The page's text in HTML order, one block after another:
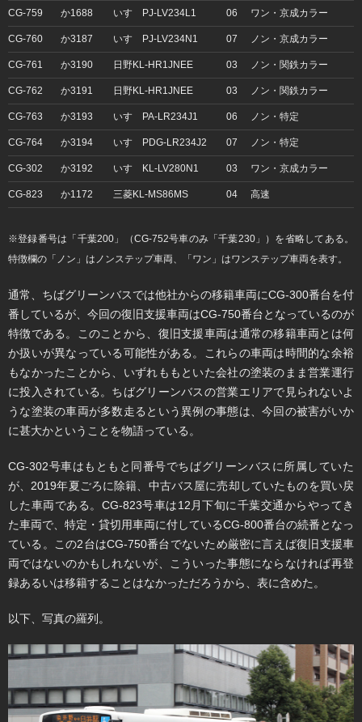
CG-759 か1688 いすゞPJ-LV234L1 06 ワン・京成カラー
CG-760 か3187 いすゞPJ-LV234N1 07 ノン・京成カラー
CG-761 か3190 日野KL-HR1JNEE 03 ノン・関鉄カラー
CG-762 か3191 日野KL-HR1JNEE 03 ノン・関鉄カラー
CG-763 か3193 いすゞPA-LR234J1 06 ノン・特定
CG-764 か3194 いすゞPDG-LR234J2 07 ノン・特定
CG-302 か3192 いすゞKL-LV280N1 03 ワン・京成カラー
CG-823 か1172 三菱KL-MS86MS 04 高速
※登録番号は「千葉200」（CG-752号車のみ「千葉230」）を省略してある。
特徴欄の「ノン」はノンステップ車両、「ワン」はワンステップ車両を表す。
通常、ちばグリーンバスでは他社からの移籍車両にCG-300番台を付
番しているが、今回の復旧支援車両はCG-750番台となっているのが
特徴である。このことから、復旧支援車両は通常の移籍車両とは何
か扱いが異なっている可能性がある。これらの車両は時間的な余裕
もなかったことから、いずれももといた会社の塗装のまま営業運行
に投入されている。ちばグリーンバスの営業エリアで見られないよ
うな塗装の車両が多数走るという異例の事態は、今回の被害がいか
に甚大かということを物語っている。
CG-302号車はもともと同番号でちばグリーンバスに所属していた
が、2019年夏ごろに除籍、中古バス屋に売却していたものを買い戻
した車両である。CG-823号車は12月下旬に千葉交通からやってき
た車両で、特定・貸切用車両に付しているCG-800番台の続番となっ
ている。この2台はCG-750番台でないため厳密に言えば復旧支援車
両ではないのかもしれないが、こういった事態にならなければ再登
録あるいは移籍することはなかっただろうから、表に含めた。
以下、写真の羅列。